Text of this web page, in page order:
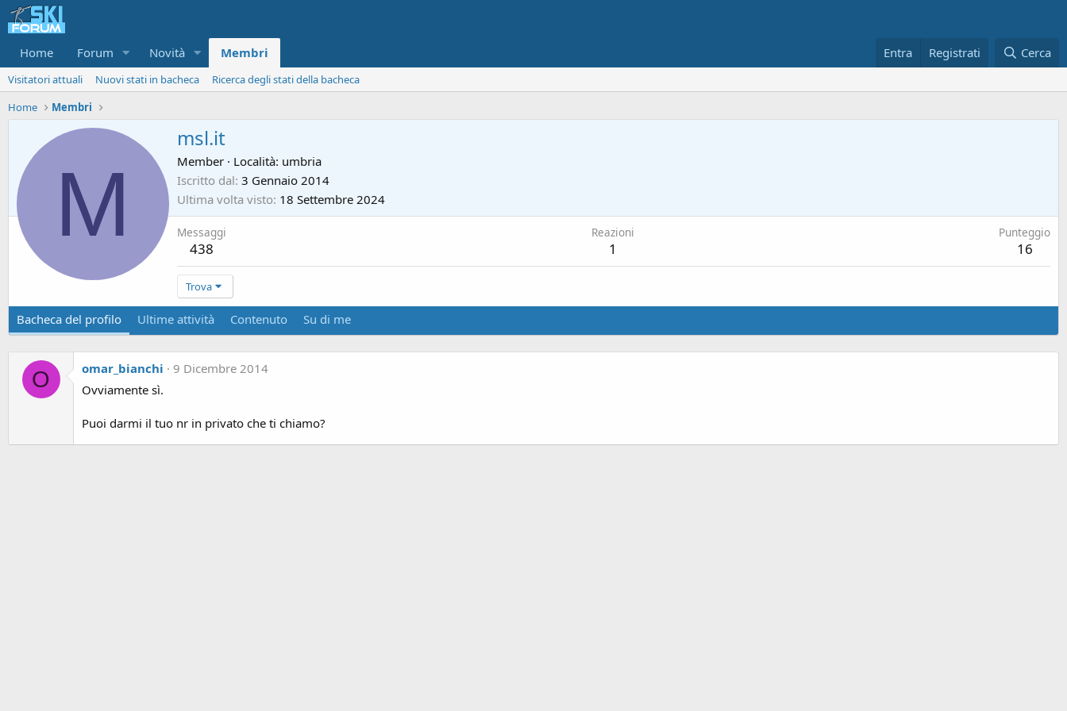
Home Forum Novità Membri Entra Registrati Cerca
Visitatori attuali Nuovi stati in bacheca
Ricerca degli stati della bacheca
Home
Membri
M
msl.it
Member · Località: umbria
Iscritto dal 3 Gennaio 2014
Ultima volta visto 18 Settembre 2024
Messaggi
438
Reazioni
1
Punteggio
16
Trova
Bacheca del profilo Ultime attività Contenuto Su di me
O omar_bianchi
9 Dicembre 2014
Ovviamente sì.
Puoi darmi il tuo nr in privato che ti chiamo?